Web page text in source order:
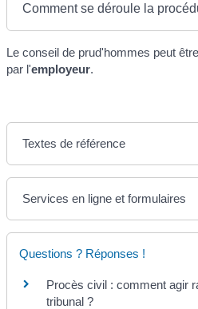
Comment se déroule la
Le conseil de prud'hommes peut
par l'employeur.
Textes de référence
Services en ligne et formulaires
Questions ? Réponses !
Procès civil : comment agir
tribunal ?